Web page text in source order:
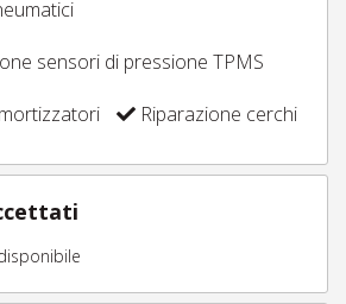
sensori di pressione TPMS
Riparazione cerchi